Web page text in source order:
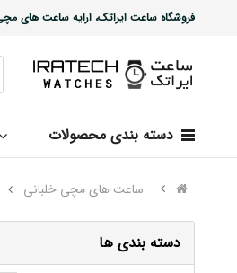
فروشگاه ساعت ایراتک، ارایه ساعت های
دسته بندی محصولات
ساعت های مچی خلبانی
دسته بندی ها